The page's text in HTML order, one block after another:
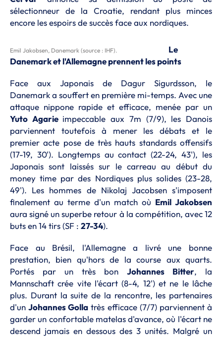
sélectionneur de la Croatie, rendant plus minces
encore les espoirs de succès face aux nordiques.
Emil Jakobsen, Danemark (source : IHF).
Le
Danemark et l'Allemagne prennent les points
Face aux Japonais de Dagur Sigurdsson, le
Danemark a souffert en première mi-temps. Avec une
attaque nippone rapide et efficace, menée par un
Yuto Agarie impeccable aux 7m (7/9), les Danois
parviennent toutefois à mener les débats et le
premier acte pose de très hauts standards offensifs
(17-19, 30'). Longtemps au contact (22-24, 43'), les
Japonais sont laissés sur le carreau au début du
money time par des Nordiques plus solides (23-28,
49'). Les hommes de Nikolaj Jacobsen s'imposent
finalement au terme d'un match où Emil Jakobsen
aura signé un superbe retour à la compétition, avec 12
buts en 14 tirs (SF : 27-34).
Face au Brésil, l'Allemagne a livré une bonne
prestation, bien qu'hors de la course aux quarts.
Portés par un très bon Johannes Bitter, la
Mannschaft crée vite l'écart (8-4, 12') et ne le lâche
plus. Durant la suite de la rencontre, les partenaires
d'unJohannes Golla très efficace (7/7) parviennent à
garder un confortable matelas d'avance, où l'écart ne
descend jamais en dessous des 3 unités. Malgré un